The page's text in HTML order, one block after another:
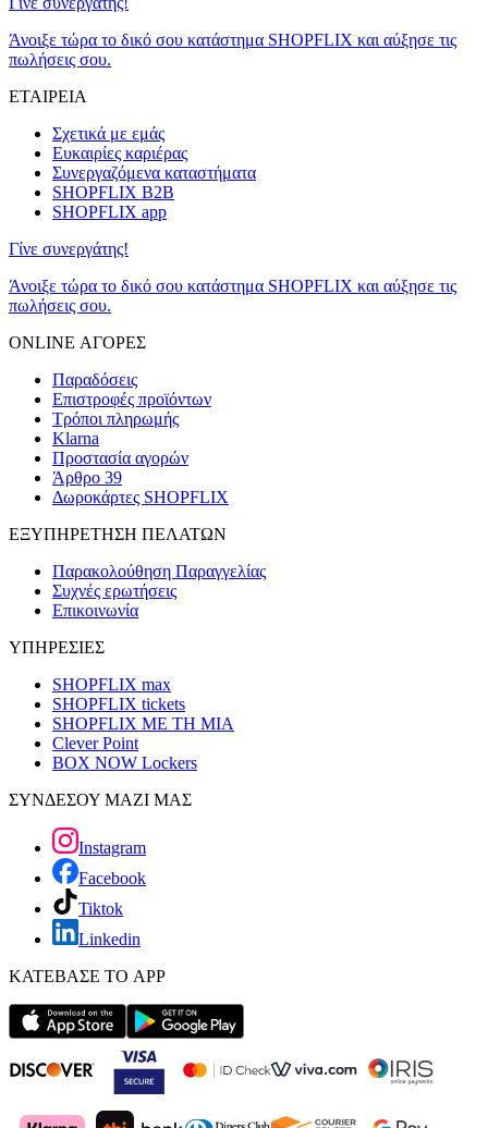
Άνοιξε τώρα το δικό σου κατάστημα SHOPFLIX και αύξησε τις
πωλήσεις σου.
ΕΤΑΙΡΕΙΑ
Σχετικά με εμάς
Ευκαιρίες καριέρας
Συνεργαζόμενα καταστήματα
SHOPFLIX B2B
SHOPFLIX app
Γίνε συνεργάτης!
Άνοιξε τώρα το δικό σου κατάστημα SHOPFLIX και αύξησε τις
πωλήσεις σου.
ONLINE ΑΓΟΡΕΣ
Παραδόσεις
Επιστροφές προϊόντων
Τρόποι πληρωμής
Klarna
Προστασία αγορών
Άρθρο 39
Δωροκάρτες SHOPFLIX
ΕΞΥΠΗΡΕΤΗΣΗ ΠΕΛΑΤΩΝ
Παρακολούθηση Παραγγελίας
Συχνές ερωτήσεις
Επικοινωνία
ΥΠΗΡΕΣΙΕΣ
SHOPFLIX max
SHOPFLIX tickets
SHOPFLIX ΜΕ ΤΗ ΜΙΑ
Clever Point
BOX NOW Lockers
ΣΥΝΔΕΣΟΥ ΜΑΖΙ ΜΑΣ
Instagram
Facebook
Tiktok
Linkedin
ΚΑΤΕΒΑΣΕ ΤΟ APP